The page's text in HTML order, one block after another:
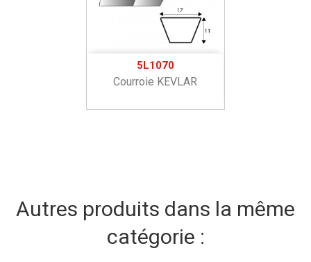
5L1070
Courroie KEVLAR
Autres produits dans la même
catégorie :